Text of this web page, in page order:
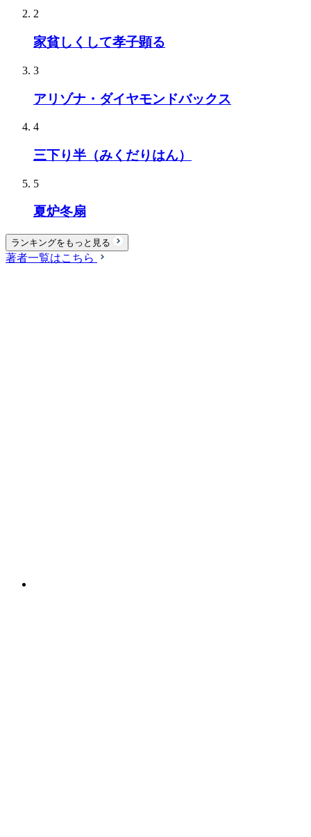
2
家貧しくして孝子顕る
3
アリゾナ・ダイヤモンドバックス
4
三下り半（みくだりはん）
5
夏炉冬扇
ランキングをもっと見る
著者一覧はこちら